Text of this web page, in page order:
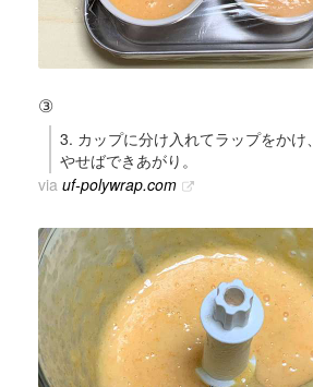
③
3. カップに分け入れてラップをかけ
やせばできあがり。
via uf-polywrap.com